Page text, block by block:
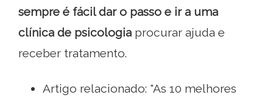
sempre é fácil dar o passo e ir a uma
clínica de psicologia procurar ajuda e
receber tratamento.
Artigo relacionado: "As 10 melhores